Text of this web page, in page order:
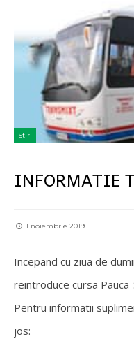
Stiri
INFORMATIE
1 noiembrie 2019
Incepand cu ziua de
reintroduce cursa
Pentru informatii
jos: